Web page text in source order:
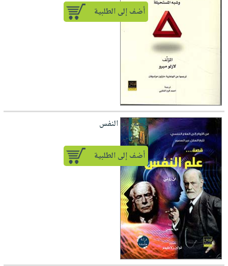
أضف إلى الطلبية
قصة علم النفس
لـ آن روني
أضف إلى الطلبية